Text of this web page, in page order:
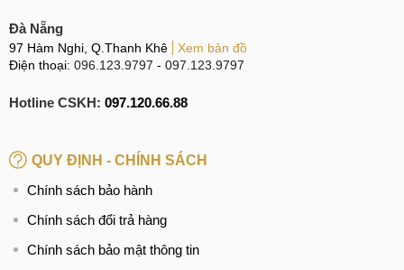
Đà Nẵng
97 Hàm Nghi, Q.Thanh Khê
Xem bản đồ
Điện thoại: 096.123.9797 - 097.123.9797
Hotline CSKH: 097.120.66.88
QUY ĐỊNH - CHÍNH SÁCH
Chính sách bảo hành
Chính sách đổi trả hàng
Chính sách bảo mật thông tin